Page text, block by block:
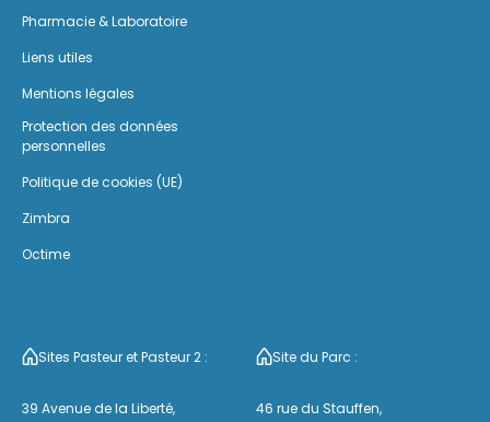
Pharmacie & Laboratoire
Liens utiles
Mentions légales
Protection des données
personnelles
Politique de cookies (UE)
Zimbra
Octime
Sites Pasteur et Pasteur 2 :
39 Avenue de la Liberté,
Site du Parc :
46 rue du Stauffen,